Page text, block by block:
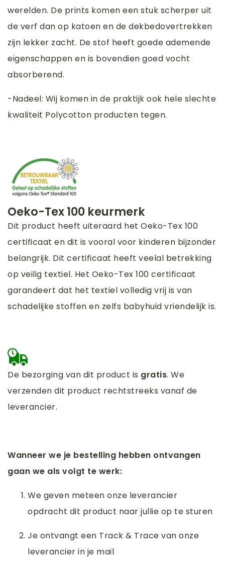
werelden. De prints komen een stuk scherper uit
de verf dan op katoen en de dekbedovertrekken
zijn lekker zacht. De stof heeft goede ademende
eigenschappen en is bovendien goed vocht
absorberend.
-Nadeel: Wij komen in de praktijk ook hele slechte
kwaliteit Polycotton producten tegen.
Oeko-Tex 100 keurmerk
Dit product heeft uiteraard het Oeko-Tex 100
certificaat en dit is vooral voor kinderen bijzonder
belangrijk. Dit certificaat heeft veelal betrekking
op veilig textiel. Het Oeko-Tex 100 certificaat
garandeert dat het textiel volledig vrij is van
schadelijke stoffen en zelfs babyhuid vriendelijk is.
De bezorging van dit product is gratis. We
verzenden dit product rechtstreeks vanaf de
leverancier.
Wanneer we je bestelling hebben ontvangen
gaan we als volgt te werk:
We geven meteen onze leverancier
opdracht dit product naar jullie op te sturen
Je ontvangt een Track & Trace van onze
leverancier in je mail